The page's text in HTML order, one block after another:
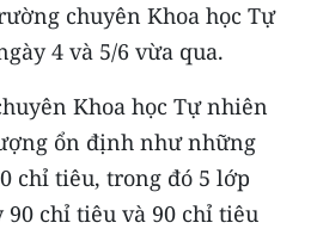
phía Bắc
chuyên Khoa học Tự
4 và 5/6 vừa qua.
Khoa học Tự nhiên
ổn định như những
chỉ tiêu, trong đó 5 lớp
chỉ tiêu và 90 chỉ tiêu